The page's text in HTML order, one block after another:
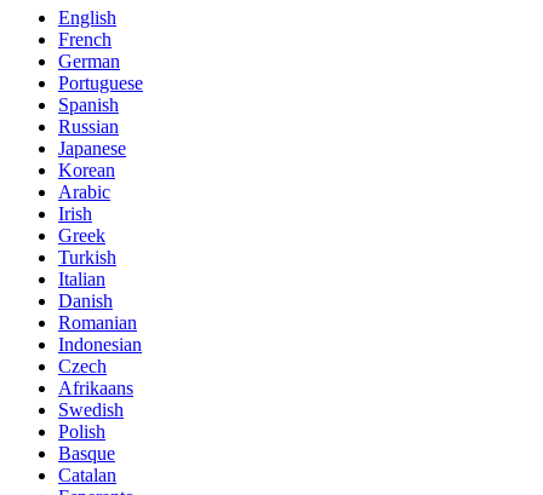
English
French
German
Portuguese
Spanish
Russian
Japanese
Korean
Arabic
Irish
Greek
Turkish
Italian
Danish
Romanian
Indonesian
Czech
Afrikaans
Swedish
Polish
Basque
Catalan